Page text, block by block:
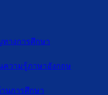
ทางการศึกษา
ความรู้ภาษาอังกฤษ
นการศึกษา